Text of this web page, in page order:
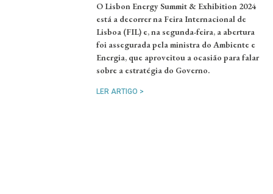
O Lisbon Energy Summit & Exhibition 2024
está a decorrer na Feira Internacional de
Lisboa (FIL) e, na segunda-feira, a abertura
foi assegurada pela ministra do Ambiente e
Energia, que aproveitou a ocasião para falar
sobre a estratégia do Governo.
LER ARTIGO >